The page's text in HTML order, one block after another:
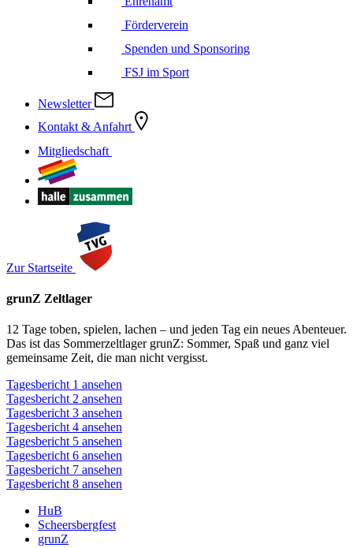
Förderverein
Spenden und Sponsoring
FSJ im Sport
Newsletter
Kontakt & Anfahrt
Mitgliedschaft
Zur Startseite
grunZ Zeltlager
12 Tage toben, spielen, lachen – und jeden Tag ein neues Abenteuer.
Das ist das Sommerzeltlager grunZ: Sommer, Spaß und ganz viel
gemeinsame Zeit, die man nicht vergisst.
Tagesbericht 1 ansehen
Tagesbericht 2 ansehen
Tagesbericht 3 ansehen
Tagesbericht 4 ansehen
Tagesbericht 5 ansehen
Tagesbericht 6 ansehen
Tagesbericht 7 ansehen
Tagesbericht 8 ansehen
HuB
Scheersbergfest
grunZ